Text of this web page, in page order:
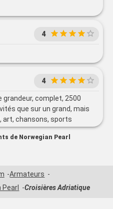
4
4
grandeur, complet, 2500
que sur un grand, mais
art, chansons, sports
restaurants de specialités,
qqs vêtements et
avait pour tout le monde,
de Norwegian Pearl
Armateurs
Pearl Croisières Adriatique